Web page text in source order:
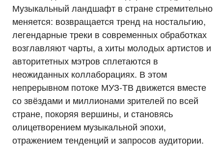
Музыкальный ландшафт в стране стремительно
меняется: возвращается тренд на ностальгию,
легендарные треки в современных обработках
возглавляют чарты, а хиты молодых артистов и
авторитетных мэтров сплетаются в
неожиданных коллаборациях. В этом
непрерывном потоке МУЗ-ТВ движется вместе
со звёздами и миллионами зрителей по всей
стране, покоряя вершины, и становясь
олицетворением музыкальной эпохи,
отражением тенденций и запросов аудитории.